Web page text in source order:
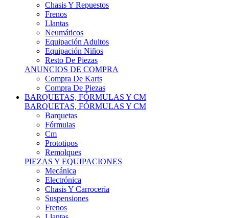
Chasis Y Repuestos
Frenos
Llantas
Neumáticos
Equipación Adultos
Equipación Niños
Resto De Piezas
ANUNCIOS DE COMPRA
Compra De Karts
Compra De Piezas
BARQUETAS, FÓRMULAS Y CM
BARQUETAS, FÓRMULAS Y CM
Barquetas
Fórmulas
Cm
Prototipos
Remolques
PIEZAS Y EQUIPACIONES
Mecánica
Electrónica
Chasis Y Carrocería
Suspensiones
Frenos